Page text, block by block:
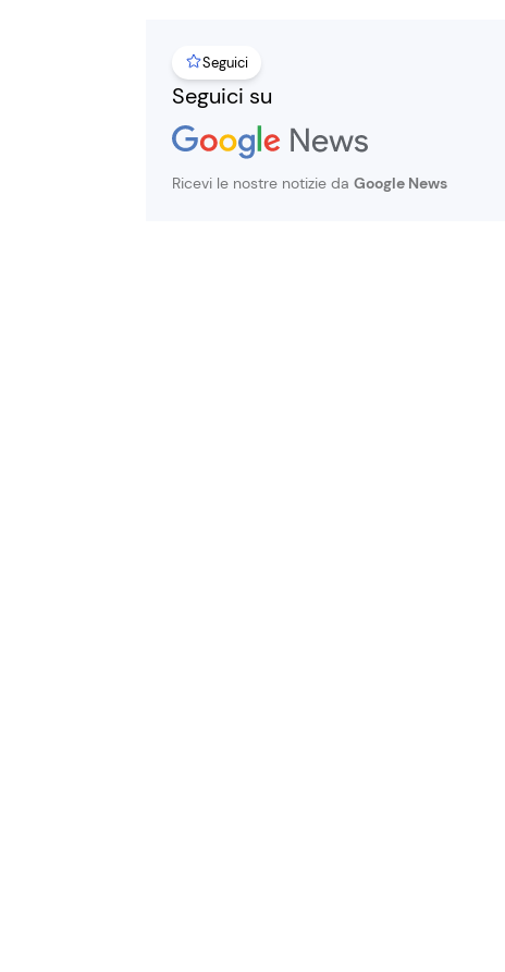
Seguici
Seguici su
Ricevi le nostre notizie da Google News